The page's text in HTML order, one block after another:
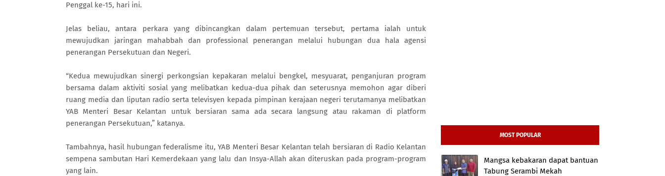
Penggal ke-15, hari ini.
Jelas beliau, antara perkara yang dibincangkan dalam pertemuan tersebut, pertama ialah untuk
mewujudkan jaringan mahabbah dan professional penerangan melalui hubungan dua hala agensi
penerangan Persekutuan dan Negeri.
“Kedua mewujudkan sinergi perkongsian kepakaran melalui bengkel, mesyuarat, penganjuran program
bersama dalam aktiviti sosial yang melibatkan kedua-dua pihak dan seterusnya memohon agar diberi
ruang media dan liputan radio serta televisyen kepada pimpinan kerajaan negeri terutamanya melibatkan
YAB Menteri Besar Kelantan untuk bersiaran sama ada secara langsung atau rakaman di platform
penerangan Persekutuan,” katanya.
Tambahnya, hasil hubungan federalisme itu, YAB Menteri Besar Kelantan telah bersiaran di Radio Kelantan
sempena sambutan Hari Kemerdekaan yang lalu dan Insya-Allah akan diteruskan pada program-program
yang lain.
MOST POPULAR
Mangsa kebakaran dapat bantuan
Tabung Serambi Mekah